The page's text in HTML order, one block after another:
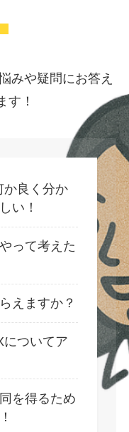
みや疑問にお答え
す！
か良く分か
い！
って考えた
えますか？
についてア
を得るため